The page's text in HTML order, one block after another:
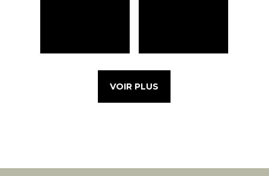
VOIR PLUS